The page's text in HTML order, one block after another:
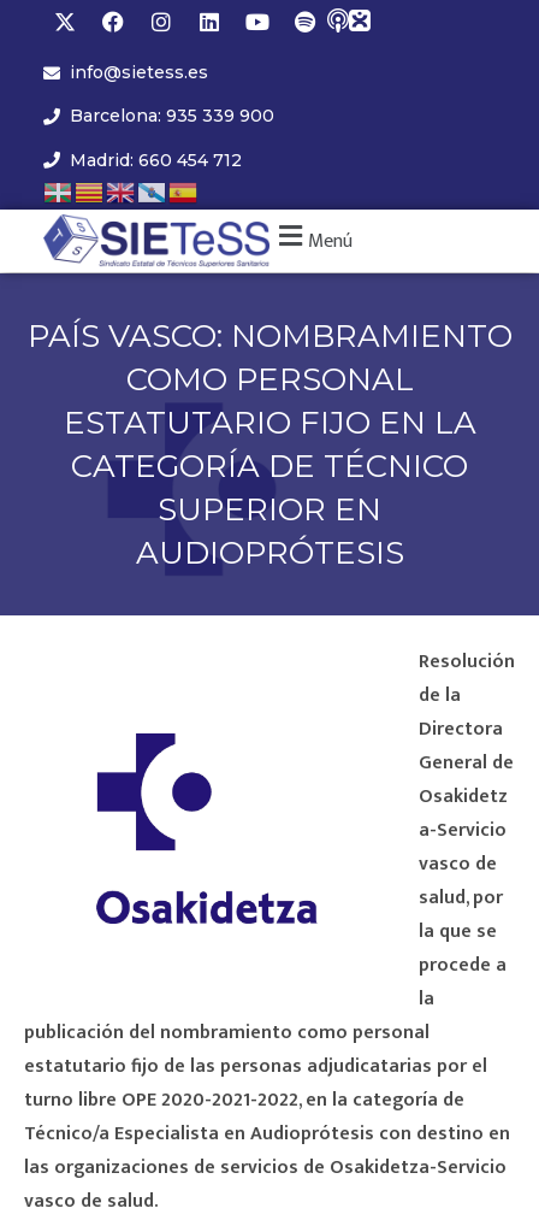
info@sietess.es
Barcelona: 935 339 900
Madrid: 660 454 712
Menú
PAÍS VASCO: NOMBRAMIENTO
COMO PERSONAL
ESTATUTARIO FIJO EN LA
CATEGORÍA DE TÉCNICO
SUPERIOR EN
AUDIOPRÓTESIS
Resolución
de la
Directora
General de
Osakidetz
a-Servicio
vasco de
salud, por
la que se
procede a
la
publicación del nombramiento como personal
estatutario fijo de las personas adjudicatarias por el
turno libre OPE 2020-2021-2022, en la categoría de
Técnico/a Especialista en Audioprótesis con destino en
las organizaciones de servicios de Osakidetza-Servicio
vasco de salud.